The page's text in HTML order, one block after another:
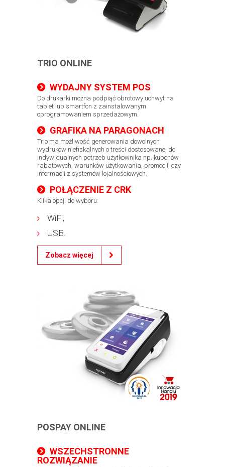
TRIO ONLINE
WYDAJNY SYSTEM POS
Do drukarki można podpiąć obrotowy uchwyt na
tablet lub smartfon z zainstalowanym
oprogramowaniem sprzedażowym.
GRAFIKA NA PARAGONACH
Trio ma możliwość generowania dowolnych
wydruków niefiskalnych o treści dostosowanej do
indywidualnych potrzeb użytkownika np. kuponów
rabatowych, warunków użytkowania, promocji, czy
informacji z systemów lojalnościowych.
POŁĄCZENIE Z CRK
Kilka opcji do wyboru:
WiFi,
USB.
Zobacz więcej
POSPAY ONLINE
WSZECHSTRONNE
ROZWIĄZANIE